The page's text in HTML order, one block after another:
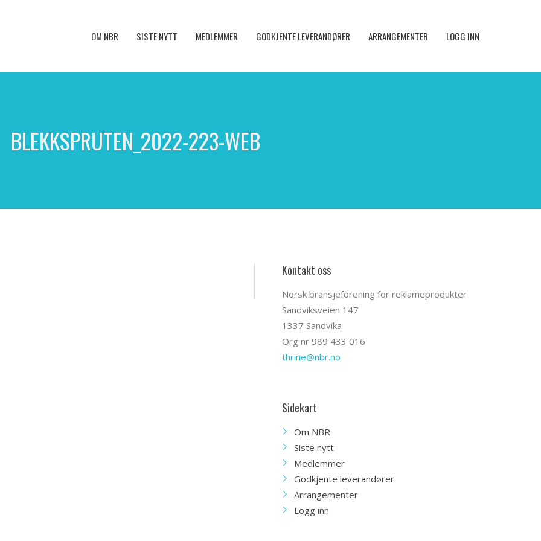
OM NBR SISTE NYTT MEDLEMMER GODKJENTE LEVERANDØRER ARRANGEMENTER LOGG INN
BLEKKSPRUTEN_2022-223-WEB
Kontakt oss
Norsk bransjeforening for reklameprodukter
Sandviksveien 147
1337 Sandvika
Org nr 989 433 016
thrine@nbr.no
Sidekart
Om NBR
Siste nytt
Medlemmer
Godkjente leverandører
Arrangementer
Logg inn